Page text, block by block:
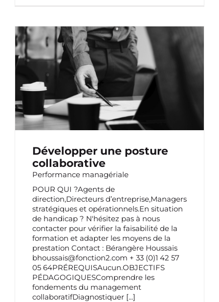
DÉVELOPPER UNE POSTURE
COLLABORATIVE
Développer une posture
collaborative
Performance managériale
POUR QUI ?Agents de
direction,Directeurs d’entreprise,Managers
stratégiques et opérationnels.En situation
de handicap ? N'hésitez pas à nous
contacter pour vérifier la faisabilité de la
formation et adapter les moyens de la
prestation Contact : Bérangère Houssais
bhoussais@fonction2.com + 33 (0)1 42 57
05 64PRÉREQUISAucun.OBJECTIFS
PÉDAGOGIQUESComprendre les
fondements du management
collaboratifDiagnostiquer [...]